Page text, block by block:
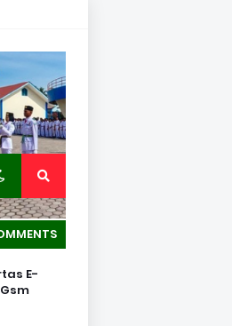
E-